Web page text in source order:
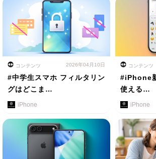
コンテンツ 2026年04月10日
#中学生スマホ フィルタリン
グはどこま…
iPhone
コンテンツ
#iPhone
使える…
iPhone